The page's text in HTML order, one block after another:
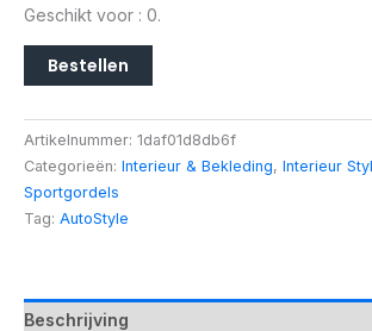
Geschikt voor : 0.
Bestellen
Artikelnummer: 1daf01d8db6f
Categorieën: Interieur & Bekleding, Interieur
Sportgordels
Tag: AutoStyle
Beschrijving